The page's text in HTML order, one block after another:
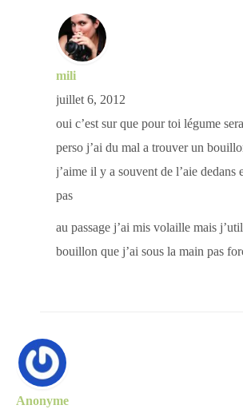
mili
juillet 6, 2012
oui c’est sur que pour toi légume
perso j’ai du mal a trouver un
j’aime il y a souvent de l’aie dedans
pas
au passage j’ai mis volaille mais
bouillon que j’ai sous la main pas
Anonyme